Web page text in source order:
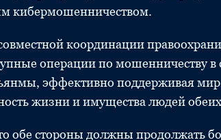
кибермошенничеством.
координации
операции по мошенничеству в
эффективно поддерживая мир
жизни и имущества людей
обе стороны должны продолжать